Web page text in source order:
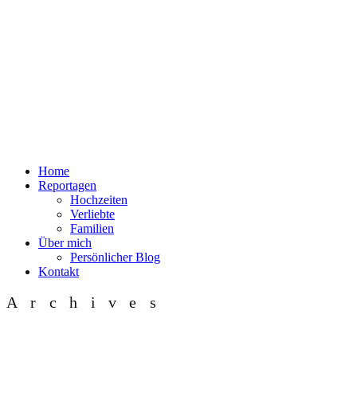
Home
Reportagen
Hochzeiten
Verliebte
Familien
Über mich
Persönlicher Blog
Kontakt
Archives